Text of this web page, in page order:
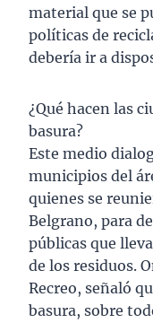
material que se
políticas de
debería ir a
¿Qué hacen las
basura?
Este medio
municipios del
quienes se
Belgrano, para
públicas que
de los residuos.
Recreo, señaló
basura, sobre